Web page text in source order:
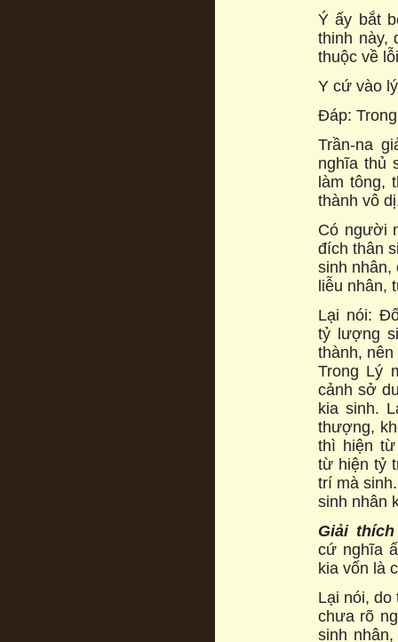
Ý ấy bắt
thinh này,
thuộc về
Y cứ vào
Đáp:
Trần-na
nghĩa thủ
làm tông,
thành vô
Có người
đích thân
sinh nhân,
liễu nhân,
Lại nói:
tỷ lượng
thành,
Trong Lý
cảnh sở
kia sinh.
thượng,
thì hiện từ
từ hiện tỷ
trí mà
sinh nhân
Giải
cứ nghĩa
kia vốn là
Lại nói,
chưa rõ
sinh